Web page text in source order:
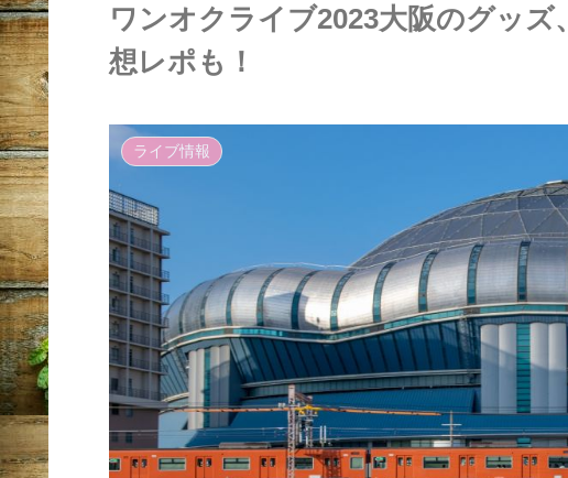
ワンオクライブ2023大阪のグッ
想レポも！
ライブ情報